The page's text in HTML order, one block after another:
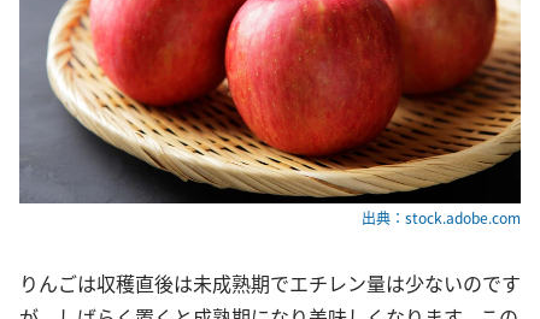
出典：stock.adobe.com
りんごは収穫直後は未成熟期でエチレン量は少ないのです